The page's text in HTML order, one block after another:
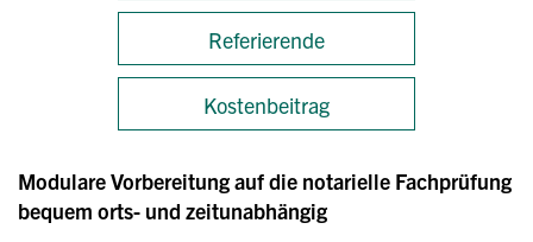
Referierende
Kostenbeitrag
Modulare Vorbereitung auf die notarielle Fachprüfung
bequem orts- und zeitunabhängig